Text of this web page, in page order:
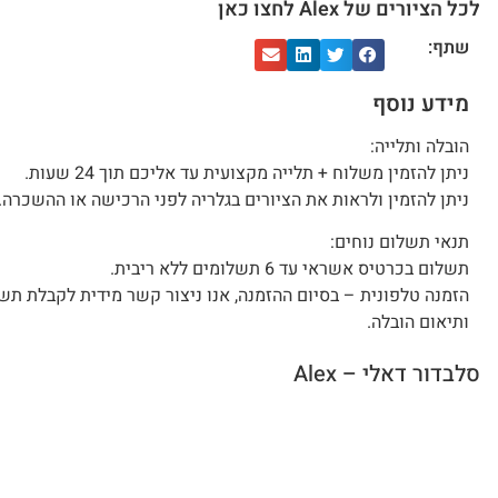
לכל הציורים של Alex לחצו כאן
שתף:
מידע נוסף
הובלה ותלייה:
ניתן להזמין משלוח + תלייה מקצועית עד אליכם תוך 24 שעות.
ניתן להזמין ולראות את הציורים בגלריה לפני הרכישה או
תנאי תשלום נוחים:
תשלום בכרטיס אשראי עד 6 תשלומים ללא ריבית.
הזמנה טלפונית – בסיום ההזמנה, אנו ניצור קשר מידית לקבלת
ותיאום הובלה.
סלבדור דאלי – Alex